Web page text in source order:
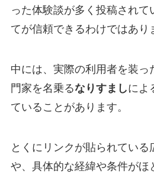
った体験談が多く投稿されて
てが信頼できるわけではあり
中には、実際の利用者を装っ
門家を名乗るなりすましによ
ていることがあります。
とくにリンクが貼られている
や、具体的な経緯や条件がほ